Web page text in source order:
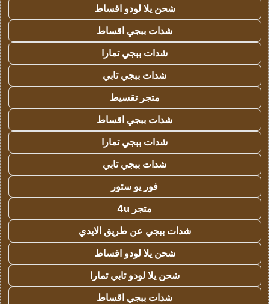
شحن يلا لودو اقساط
شدات ببجي اقساط
شدات ببجي تمارا
شدات ببجي تابي
متجر تقسيط
شدات ببجي اقساط
شدات ببجي تمارا
شدات ببجي تابي
فور يو ستور
متجر 4u
شدات ببجي عن طريق الايدي
شحن يلا لودو اقساط
شحن يلا لودو تابي تمارا
شدات ببجي اقساط